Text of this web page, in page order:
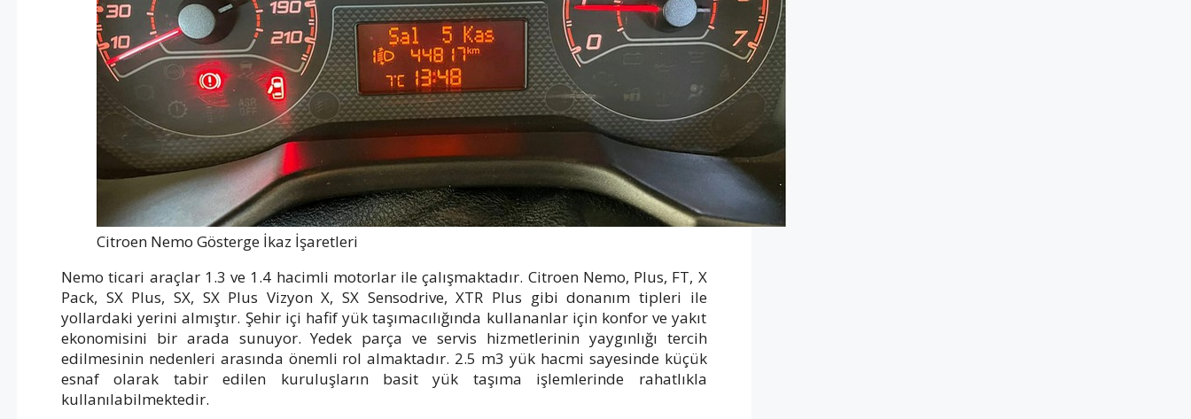
Citroen Nemo Gösterge İkaz İşaretleri
Nemo ticari araçlar 1.3 ve 1.4 hacimli motorlar ile çalışmaktadır. Citroen Nemo, Plus, FT, X
Pack, SX Plus, SX, SX Plus Vizyon X, SX Sensodrive, XTR Plus gibi donanım tipleri ile
yollardaki yerini almıştır. Şehir içi hafif yük taşımacılığında kullananlar için konfor ve yakıt
ekonomisini bir arada sunuyor. Yedek parça ve servis hizmetlerinin yaygınlığı tercih
edilmesinin nedenleri arasında önemli rol almaktadır. 2.5 m3 yük hacmi sayesinde küçük
esnaf olarak tabir edilen kuruluşların basit yük taşıma işlemlerinde rahatlıkla
kullanılabilmektedir.